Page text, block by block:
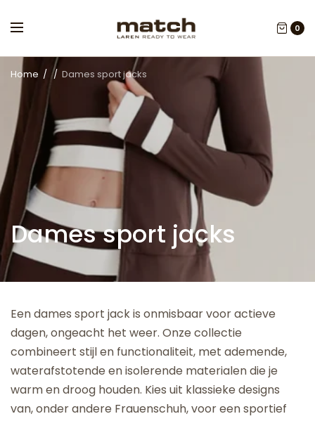
0
Home / / Dames sport jacks
Dames sport jacks
Een dames sport jack is onmisbaar voor actieve
dagen, ongeacht het weer. Onze collectie
combineert stijl en functionaliteit, met ademende,
waterafstotende en isolerende materialen die je
warm en droog houden. Kies uit klassieke designs
van, onder andere Frauenschuh, voor een sportief